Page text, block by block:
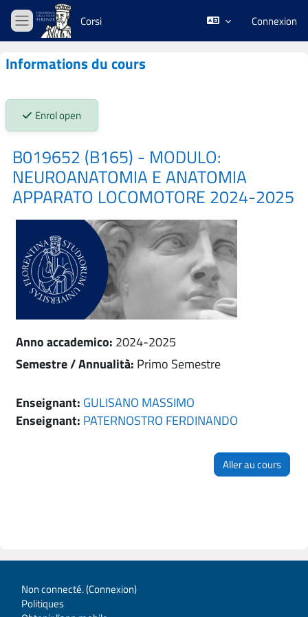
Passer au contenu principal
Panneau latéral
Corsi Connexion
Informations du cours
Stato iscrizioni:
Enrol open
B019652 (B165) - MODULO:
NEUROANATOMIA E ANATOMIA
APPARATO LOCOMOTORE 2024-2025
Anno accademico: 2024-2025
Semestre / Annualità: Primo Semestre
Enseignant: GULISANO MASSIMO
Enseignant: PATERNOSTRO FERDINANDO
Aller au cours
Non connecté. (Connexion)
Politiques